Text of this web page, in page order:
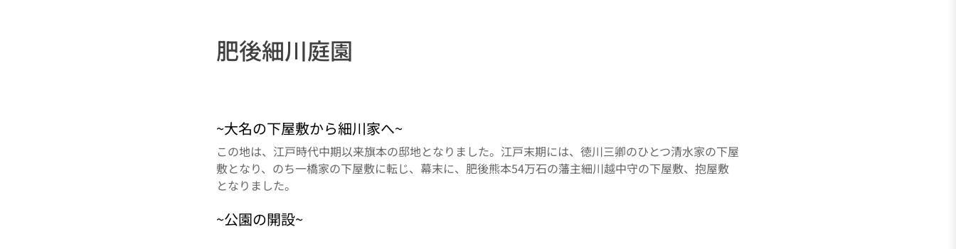
肥後細川庭園
~大名の下屋敷から細川家へ~
この地は、江戸時代中期以来旗本の邸地となりました。江戸末期には、徳川三卿のひとつ清水家の下屋
敷となり、のち一橋家の下屋敷に転じ、幕末に、肥後熊本54万石の藩主細川越中守の下屋敷、抱屋敷
となりました。
~公園の開設~